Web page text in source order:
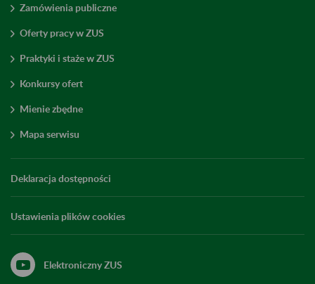
Zamówienia publiczne
Oferty pracy w ZUS
Praktyki i staże w ZUS
Konkursy ofert
Mienie zbędne
Mapa serwisu
Deklaracja dostępności
Ustawienia plików cookies
Elektroniczny ZUS